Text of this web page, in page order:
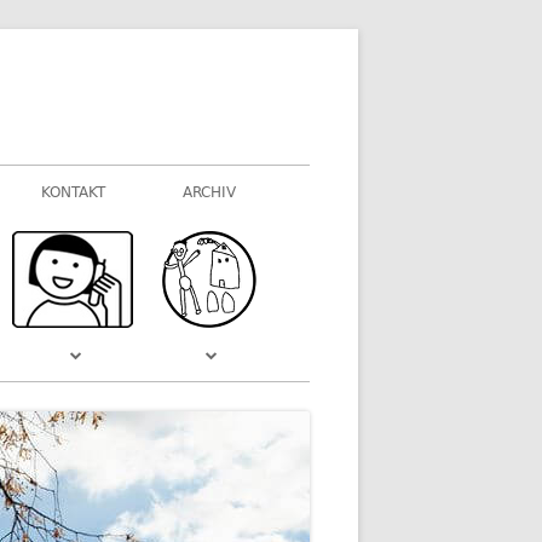
KONTAKT ARCHIV
WAS VOR EINIGER ZEIT WAR